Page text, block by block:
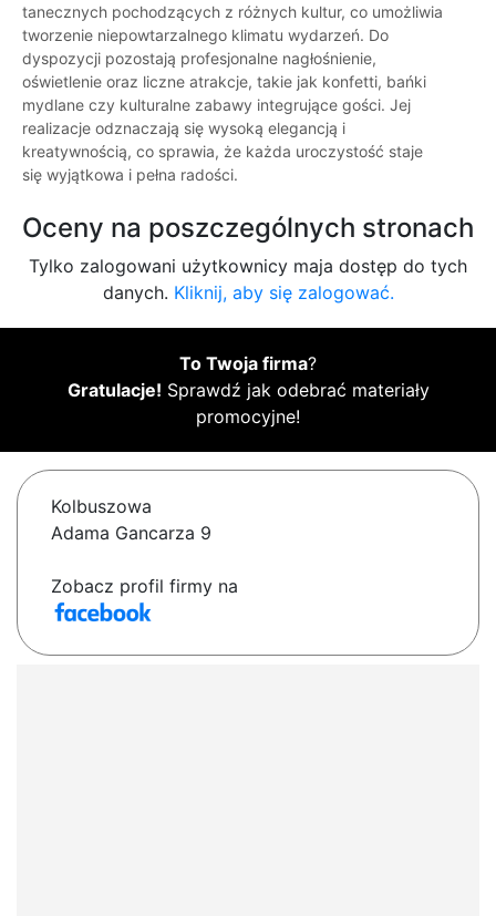
tanecznych pochodzących z różnych kultur, co umożliwia
tworzenie niepowtarzalnego klimatu wydarzeń. Do
dyspozycji pozostają profesjonalne nagłośnienie,
oświetlenie oraz liczne atrakcje, takie jak konfetti, bańki
mydlane czy kulturalne zabawy integrujące gości. Jej
realizacje odznaczają się wysoką elegancją i
kreatywnością, co sprawia, że każda uroczystość staje
się wyjątkowa i pełna radości.
Oceny na poszczególnych stronach
Tylko zalogowani użytkownicy maja dostęp do tych
danych. Kliknij, aby się zalogować.
To Twoja firma?
Gratulacje! Sprawdź jak odebrać materiały
promocyjne!
Kolbuszowa
Adama Gancarza 9
Zobacz profil firmy na